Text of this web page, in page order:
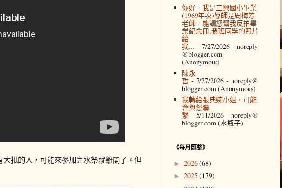
批的人，可能來參加完水祭就離開了。但
你好，我是三興國小畢業
(1969年次)導師是周梅芳
老師，能請您幫我反拍畢
業紀念冊,我班同學的照片
給
我... - 7/27/2026- noreply
@blogger.com
(Anonymous)
陳永
哲- 7/27/2026- noreply@
blogger.com (Anonymous)
我轉給張典婉小姐，可能
會與您聯
繫- 5/11/2026- noreply@
blogger.com (水瓶子)
《每月匯整》
► 2026 (68)
► 2025 (179)